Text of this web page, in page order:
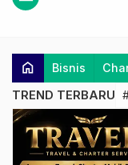
home Bisnis
TREND TERBARU